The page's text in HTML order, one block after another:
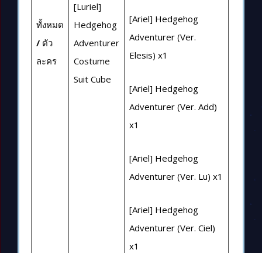
ทั้งหมด
/ ตัว
ละคร
[Luriel]
Hedgehog
Adventurer
Costume
Suit Cube
[Ariel] Hedgehog
Adventurer (Ver.
Elesis) x1
[Ariel] Hedgehog
Adventurer (Ver. Add)
x1
[Ariel] Hedgehog
Adventurer (Ver. Lu) x1
[Ariel] Hedgehog
Adventurer (Ver. Ciel)
x1